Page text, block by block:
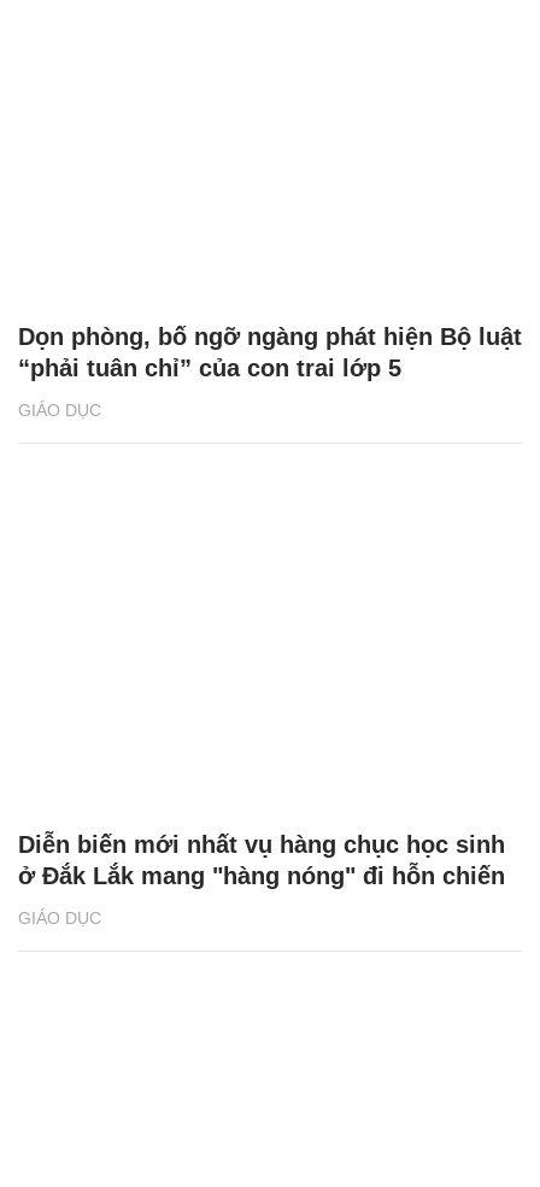
GIÁO DỤC
Dọn phòng, bố ngỡ ngàng phát hiện Bộ luật
“phải tuân chỉ” của con trai lớp 5
GIÁO DỤC
Diễn biến mới nhất vụ hàng chục học sinh
ở Đắk Lắk mang "hàng nóng" đi hỗn chiến